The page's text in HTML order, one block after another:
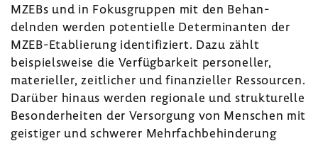
MZEBs und in Fokus­gruppen mit den Behan­
delnden werden poten­ti­elle Deter­mi­nanten der
MZEB-​Etablierung iden­ti­fi­ziert. Dazu zählt
beispiels­weise die Verfüg­bar­keit perso­neller,
mate­ri­eller, zeit­li­cher und finan­zi­eller Ressourcen.
Darüber hinaus werden regio­nale und struk­tu­relle
Beson­der­heiten der Versor­gung von Menschen mit
geis­tiger und schwerer Mehr­fach­be­hin­de­rung